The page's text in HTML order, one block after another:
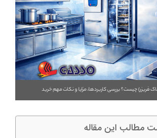
فریزر) چیست؟ بررسی کاربردها، مزایا و نکات مهم خرید
مطالب این مقاله